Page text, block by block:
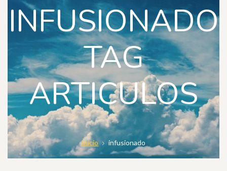
INFUSIONADO
TAG
ARTICULOS
Inicio infusionado